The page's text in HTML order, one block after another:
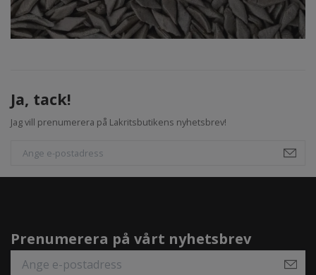
Ja, tack!
Jag vill prenumerera på Lakritsbutikens nyhetsbrev!
Prenumerera på vårt nyhetsbrev